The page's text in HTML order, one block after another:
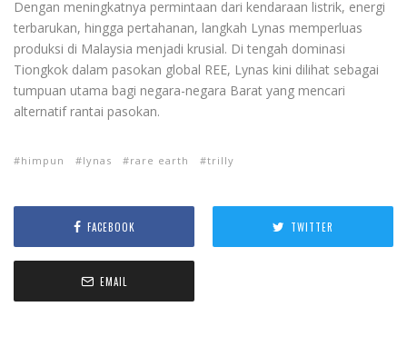
Dengan meningkatnya permintaan dari kendaraan listrik, energi
terbarukan, hingga pertahanan, langkah Lynas memperluas
produksi di Malaysia menjadi krusial. Di tengah dominasi
Tiongkok dalam pasokan global REE, Lynas kini dilihat sebagai
tumpuan utama bagi negara-negara Barat yang mencari
alternatif rantai pasokan.
himpun lynas rare earth trilly
FACEBOOK TWITTER
EMAIL